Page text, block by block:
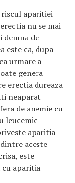
aparitiei
nu se mai
demna de
este ca, dupa
urmare a
genera
erectia dureaza
neaparat
de anemie cu
leucemie
aparitia
aceste
este
cu aparitia